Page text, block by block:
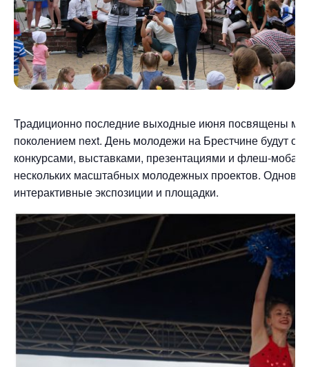
Традиционно последние выходные июня посвящены
поколением next. День молодежи на Брестчине будут
конкурсами, выставками, презентациями и флеш-
нескольких масштабных молодежных проектов.
интерактивные экспозиции и площадки.